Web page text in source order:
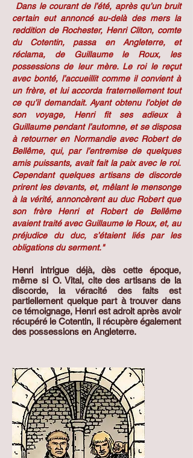
Dans le courant de l’été, après qu’un bruit
certain eut annoncé au-delà des mers la
reddition de Rochester, Henri Cliton, comte
du Cotentin, passa en Angleterre, et
réclama, de Guillaume le Roux, les
possessions de leur mère. Le roi le reçut
avec bonté, l’accueillit comme il convient à
un frère, et lui accorda fraternellement tout
ce qu’il demandait. Ayant obtenu l’objet de
son voyage, Henri fit ses adieux à
Guillaume pendant l’automne, et se disposa
à retourner en Normandie avec Robert de
Bellême, qui, par l’entremise de quelques
amis puissants, avait fait la paix avec le roi.
Cependant quelques artisans de discorde
prirent les devants, et, mêlant le mensonge
à la vérité, annoncèrent au duc Robert que
son frère Henri et Robert de Bellême
avaient traité avec Guillaume le Roux, et, au
préjudice du duc, s’étaient liés par les
obligations du serment."
Henri intrigue déjà, dès cette époque,
même si O. Vital, cite des artisans de la
discorde, la véracité des faits est
partiellement quelque part à trouver dans
ce témoignage, Henri est adroit après avoir
récupéré le Cotentin, il récupère également
des possessions en Angleterre.